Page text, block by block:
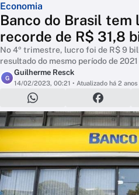
Economia
Banco do Brasil tem
recorde de R$ 31,8
No 4º trimestre, lucro foi de R$ 9
resultado do mesmo período de 2021
G
Guilherme Resck
14/02/2023, 00:21 • Atualizado há 2 anos